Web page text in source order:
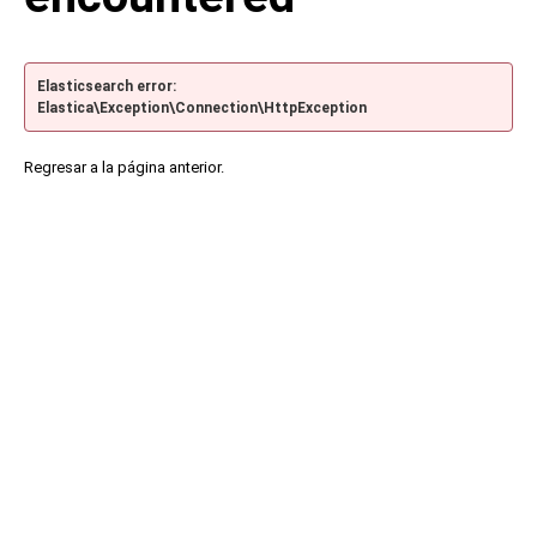
Elasticsearch error:
Elastica\Exception\Connection\HttpException
Regresar a la página anterior.